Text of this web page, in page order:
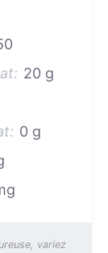
20 g
0 g
variez